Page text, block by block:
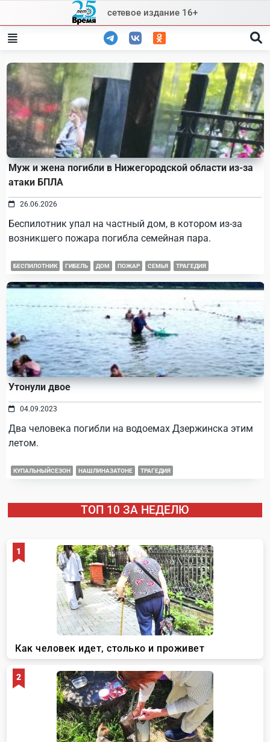
content
сетевое издание 16+
Муж и жена погибли в Нижегородской области из-за
атаки БПЛА
26.06.2026
Беспилотник упал на частный дом, в котором из-за
возникшего пожара погибла семейная пара.
БЕСПИЛОТНИК ГИБЕЛЬ ДОМ ПОЖАР СЕМЬЯ ТРАГЕДИЯ
Утонули двое
04.09.2023
Два человека погибли на водоемах Дзержинска этим
летом.
КУПАЛЬНЫЙСЕЗОН НАШЛИНАЗАТОНЕ ТРАГЕДИЯ
ТОП 10 ЗА НЕДЕЛЮ